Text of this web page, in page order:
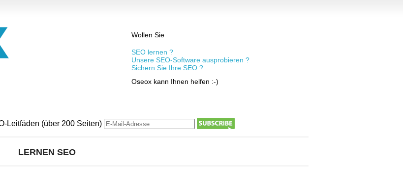
Wollen Sie
SEO lernen ?
Unsere SEO-Software ausprobieren ?
Sichern Sie Ihre SEO ?
Oseox kann Ihnen helfen :-)
Leitfäden (über 200 Seiten)
LERNEN SEO